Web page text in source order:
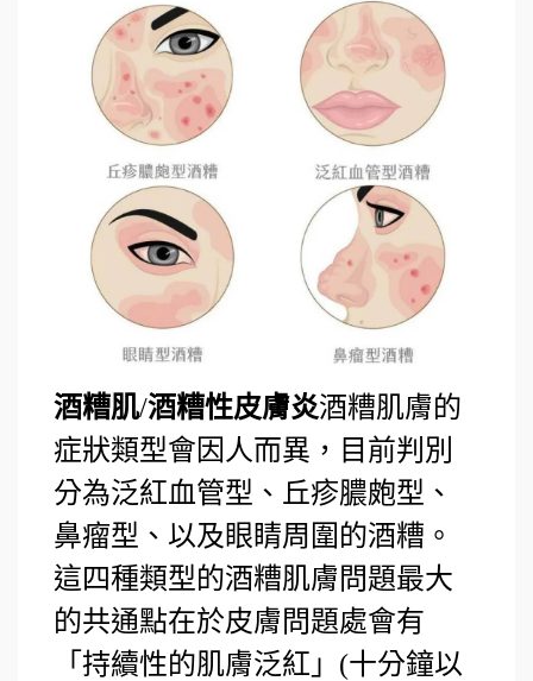
酒糟肌/酒糟性皮膚炎酒糟肌膚的
症狀類型會因人而異，目前判別
分為泛紅血管型、丘疹膿皰型、
鼻瘤型、以及眼睛周圍的酒糟。
這四種類型的酒糟肌膚問題最大
的共通點在於皮膚問題處會有
「持續性的肌膚泛紅」(十分鐘以